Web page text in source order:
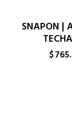
SNAPON |
$